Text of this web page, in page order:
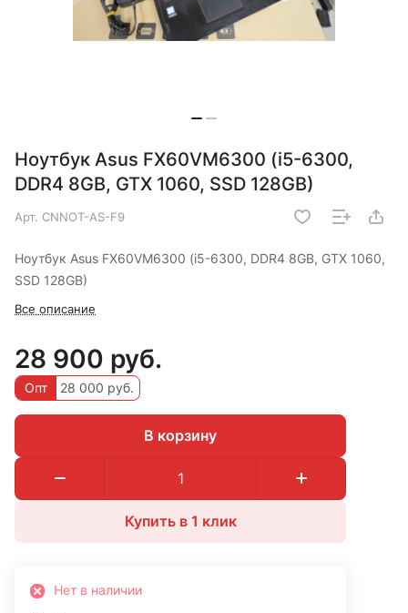
Ноутбук Asus FX60VM6300 (i5-6300,
DDR4 8GB, GTX 1060, SSD 128GB)
Арт. CNNOT-AS-F9
Ноутбук Asus FX60VM6300 (i5-6300, DDR4 8GB, GTX 1060,
SSD 128GB)
Все описание
28 900 руб.
Опт 28 000 руб.
В корзину
Купить в 1 клик
Нет в наличии